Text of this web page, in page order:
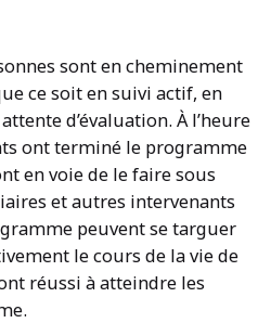
sont en cheminement
ce soit en suivi actif, en
d’évaluation. À l’heure
ont terminé le programme
en voie de le faire sous
et autres intervenants
peuvent se targuer
le cours de la vie de
réussi à atteindre les